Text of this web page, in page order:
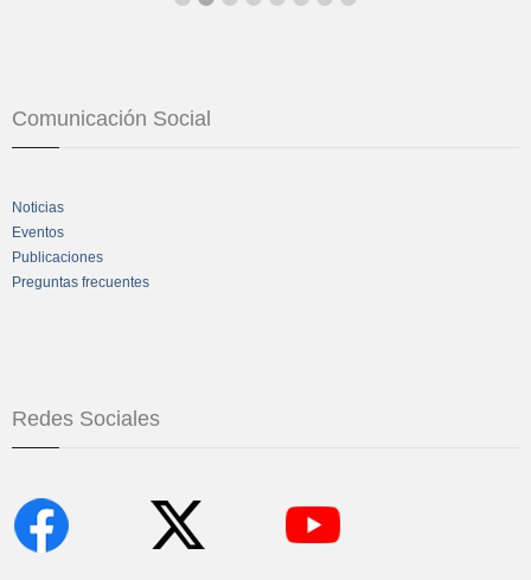
Comunicación Social
Noticias
Eventos
Publicaciones
Preguntas frecuentes
Redes Sociales